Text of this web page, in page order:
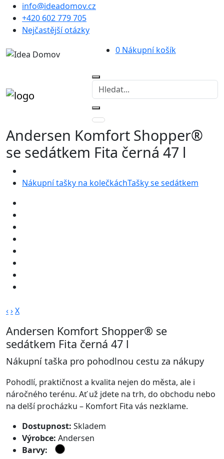
info@ideadomov.cz
+420 602 779 705
Nejčastější otázky
0Nákupní košík
Andersen Komfort Shopper®
se sedátkem Fita černá 47 l
Nákupní tašky na kolečkáchTašky se sedátkem
‹›X
Andersen Komfort Shopper® se
sedátkem Fita černá 47 l
Nákupní taška pro pohodlnou cestu za nákupy
Pohodlí, praktičnost a kvalita nejen do města, ale i
náročného terénu. Ať už jdete na trh, do obchodu nebo
na delší procházku – Komfort Fita vás nezklame.
Dostupnost: Skladem
Výrobce: Andersen
Barvy: